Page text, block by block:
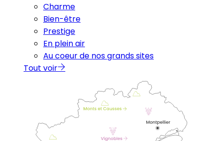
Charme
Bien-être
Prestige
En plein air
Au coeur de nos grands sites
Tout voir